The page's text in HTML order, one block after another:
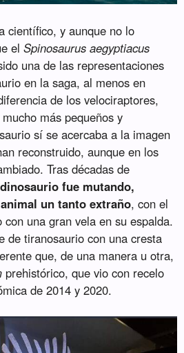
científico, y aunque no lo
elSpinosaurus aegyptiacus
una de las representaciones
en la saga, al menos en
de los velociraptores,
más pequeños y
sí se acercaba a la imagen
reconstruido, aunque en los
Tras décadas de
fue mutando,
un tanto extraño, con el
una gran vela en su espalda.
de tiranosaurio con una cresta
que, de una manera u otra,
prehistórico, que vio con recelo
de 2014 y 2020.